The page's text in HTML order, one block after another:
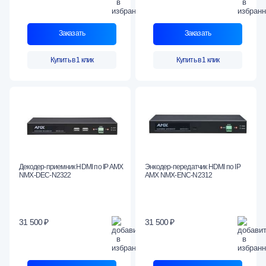
Заказать
Купить в 1 клик
Заказать
Купить в 1 клик
Декодер-приемник HDMI по IP AMX
NMX-DEC-N2322
31 500 ₽
Энкодер-передатчик HDMI по IP
AMX NMX-ENC-N2312
31 500 ₽